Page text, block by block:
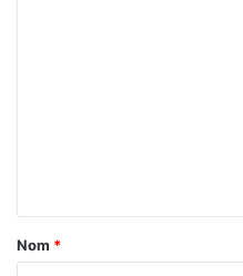
a
Nom *